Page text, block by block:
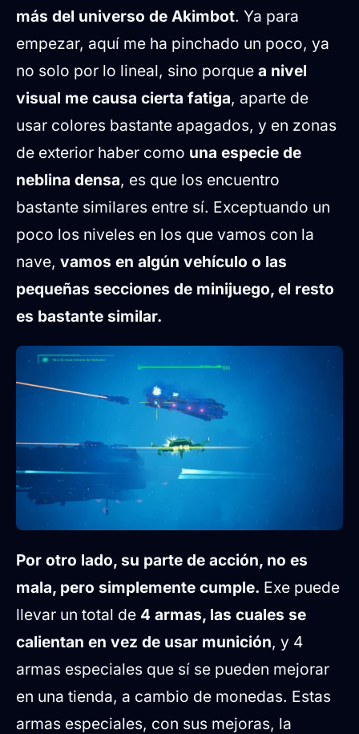
más del universo de Akimbot. Ya para
empezar, aquí me ha pinchado un poco, ya
no solo por lo lineal, sino porque a nivel
visual me causa cierta fatiga, aparte de
usar colores bastante apagados, y en zonas
de exterior haber como una especie de
neblina densa, es que los encuentro
bastante similares entre sí. Exceptuando un
poco los niveles en los que vamos con la
nave, vamos en algún vehículo o las
pequeñas secciones de minijuego, el resto
es bastante similar.
Por otro lado, su parte de acción, no es
mala, pero simplemente cumple. Exe puede
llevar un total de 4 armas, las cuales se
calientan en vez de usar munición, y 4
armas especiales que sí se pueden mejorar
en una tienda, a cambio de monedas. Estas
armas especiales, con sus mejoras, la